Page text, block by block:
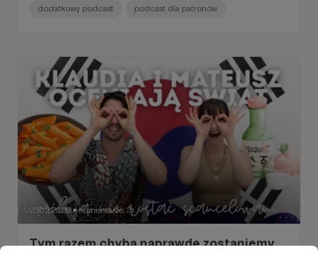
dodatkowy podcast podcast dla patronów
25.02.2026 ● Komentarze: 3
Tym razem chyba naprawdę zostaniemy